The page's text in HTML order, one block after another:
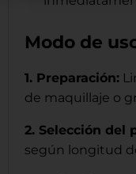
Modo de
1. Preparación:
de maquillaje o
2. Selección del
según longitud